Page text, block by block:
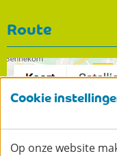
Route
Cookie
Op onze website